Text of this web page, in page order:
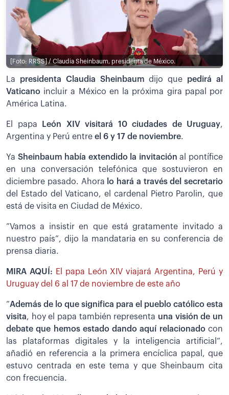
[Foto: RRSS] / Claudia Sheinbaum, presidenta de México.
La presidenta Claudia Sheinbaum dijo que pedirá al
Vaticano incluir a México en la próxima gira papal por
América Latina.
El papa León XIV visitará 10 ciudades de Uruguay,
Argentina y Perú entre el 6 y 17 de noviembre.
Ya Sheinbaum había extendido la invitación al pontífice
en una conversación telefónica que sostuvieron en
diciembre pasado. Ahora lo hará a través del secretario
del Estado del Vaticano, el cardenal Pietro Parolin, que
está de visita en Ciudad de México.
”Vamos a insistir en que está gratamente invitado a
nuestro país”, dijo la mandataria en su conferencia de
prensa diaria.
MIRA AQUÍ: El papa León XIV viajará Argentina, Perú y
Uruguay del 6 al 17 de noviembre de este año
”Además de lo que significa para el pueblo católico esta
visita, hoy el papa también representa una visión de un
debate que hemos estado dando aquí relacionadocon
las plataformas digitales y la inteligencia artificial”,
añadió en referencia a la primera encíclica papal, que
estuvo centrada en este tema y que Sheinbaum cita
con frecuencia.